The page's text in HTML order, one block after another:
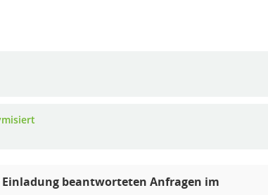
beantworteten Anfragen im